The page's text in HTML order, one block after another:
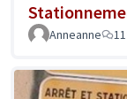
Anneanne
11